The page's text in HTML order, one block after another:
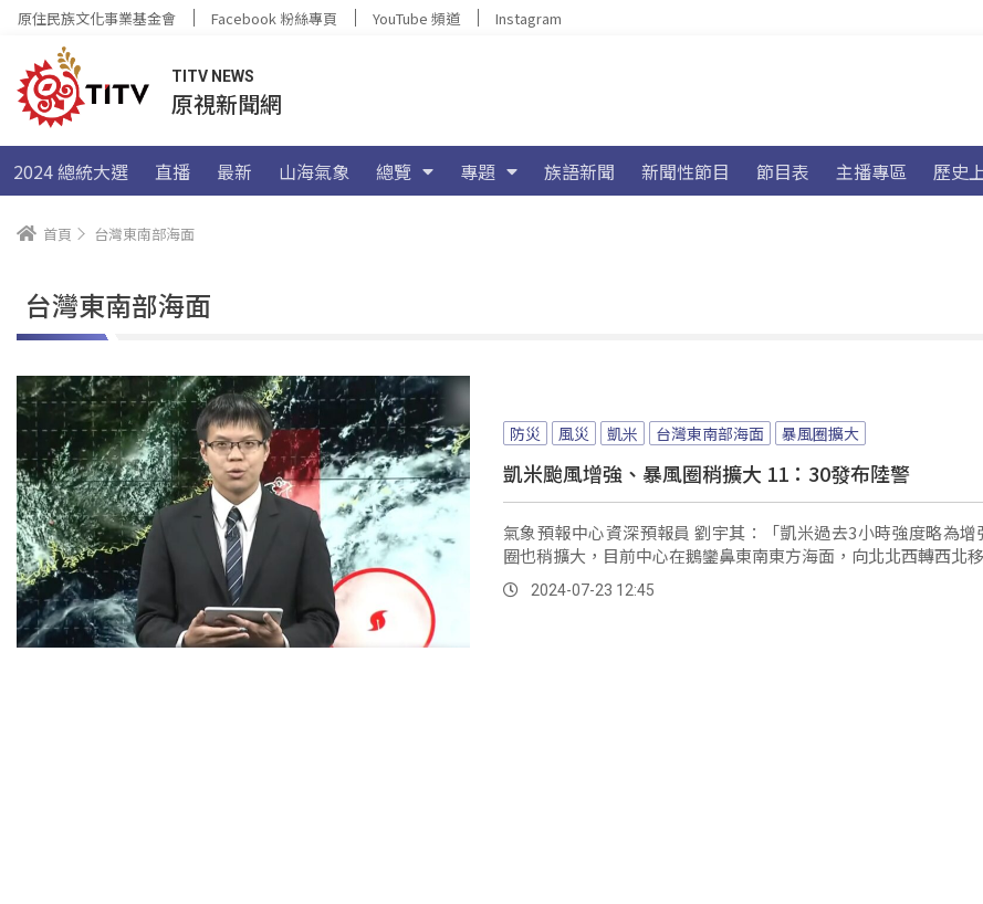
原住民族文化事業基金會 Facebook 粉絲專頁 YouTube 頻道 Instagram
TITV NEWS
原視新聞網
2024 總統大選 直播 最新 山海氣象 總覽 專題 族語新聞 新聞性節目 節目表 主播專區 歷史
首頁 台灣東南部海面
台灣東南部海面
防災 風災 凱米 台灣東南部海面 暴風圈擴大
凱米颱風增強、暴風圈稍擴大 11：30發布陸警
氣象預報中心資深預報員 劉宇其：「凱米過去3小時強度略為增
圈也稍擴大，目前中心在鵝鑾鼻東南東方海面，向北北西轉西北
2024-07-23 12:45